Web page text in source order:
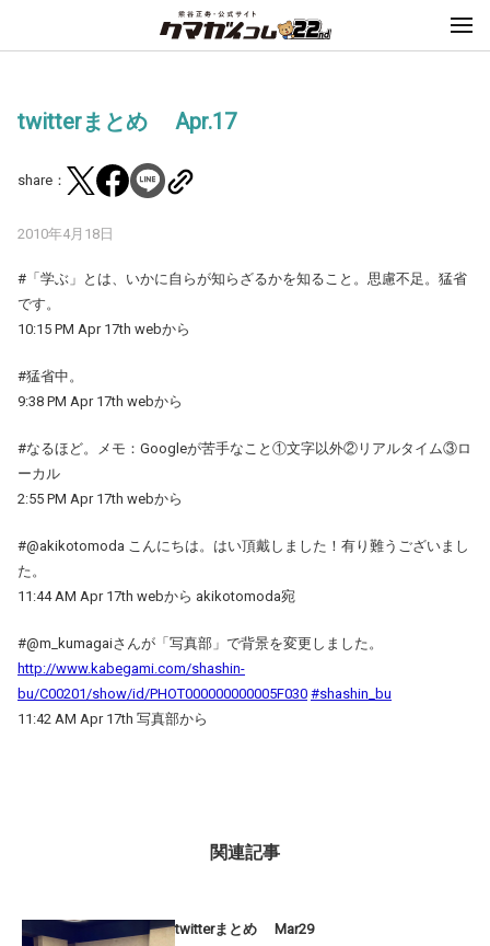
twitterまとめ Apr.17
share：
2010年4月18日
#「学ぶ」とは、いかに自らが知らざるかを知ること。思慮不足。猛省
です。
10:15 PM Apr 17th webから
#猛省中。
9:38 PM Apr 17th webから
#なるほど。メモ：Googleが苦手なこと①文字以外②リアルタイム③ロ
ーカル
2:55 PM Apr 17th webから
#@akikotomoda こんにちは。はい頂戴しました！有り難うございまし
た。
11:44 AM Apr 17th webから akikotomoda宛
#@m_kumagaiさんが「写真部」で背景を変更しました。
http://www.kabegami.com/shashin-
bu/C00201/show/id/PHOT000000000005F030 #shashin_bu
11:42 AM Apr 17th 写真部から
関連記事
twitterまとめ Mar29